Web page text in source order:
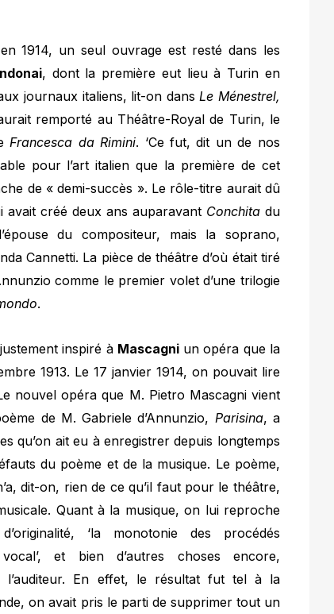
1914, un seul ouvrage est resté dans les
, dont la première eut lieu à Turin en
journaux italiens, lit-on dans Le Ménestrel,
remporté au Théâtre-Royal de Turin, le
Francesca da Rimini. ‘Ce fut, dit un de nos
pour l’art italien que la première de cet
de « demi-succès ». Le rôle-titre aurait dû
avait créé deux ans auparavant Conchita du
du compositeur, mais la soprano,
Cannetti. La pièce de théâtre d’où était tiré
comme le premier volet d’une trilogie
.
inspiré à Mascagni un opéra que la
1913. Le 17 janvier 1914, on pouvait lire
nouvel opéra que M. Pietro Mascagni vient
de M. Gabriele d’Annunzio, Parisina, a
qu’on ait eu à enregistrer depuis longtemps
du poème et de la musique. Le poème,
dit-on, rien de ce qu’il faut pour le théâtre,
Quant à la musique, on lui reproche
‘la monotonie des procédés
et bien d’autres choses encore,
l’auditeur. En effet, le résultat fut tel à la
on avait pris le parti de supprimer tout un